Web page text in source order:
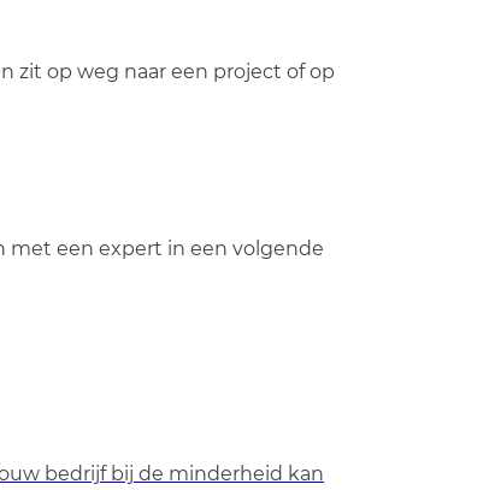
zit op weg naar een project of op
met een expert in een volgende
bedrijf bij de minderheid kan